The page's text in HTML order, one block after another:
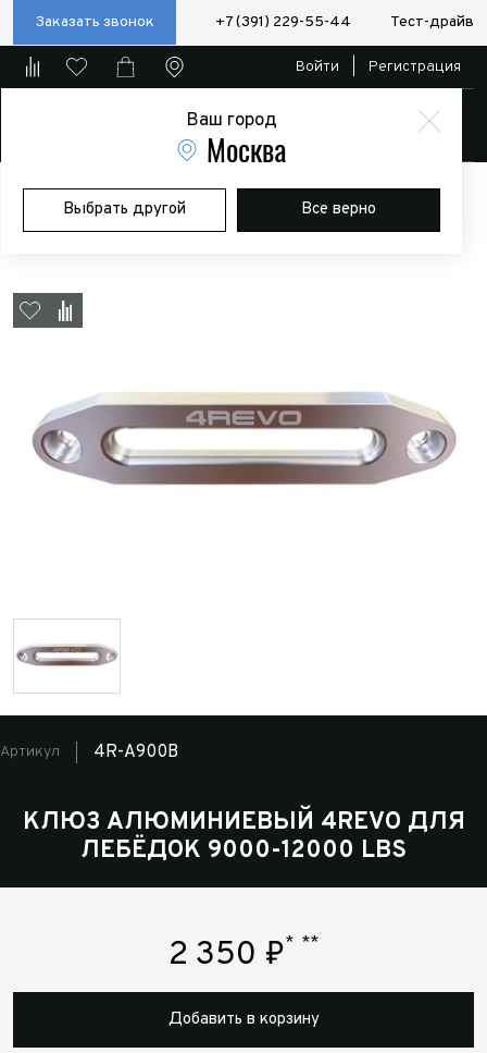
Заказать звонок +7 (391) 229-55-44 Тест-драйв
Ваш город
Москва
Выбрать другой Все верно
Войти Регистрация
Главная Магазин Дополнительное оборудование
Лебедки
Клюз алюминиевый 4Revo для лебёдок 9000-12000 Lbs
Артикул 4R-A900B
КЛЮЗ АЛЮМИНИЕВЫЙ 4REVO ДЛЯ
ЛЕБЁДОК 9000-12000 LBS
2 350 ₽* **
Добавить в корзину